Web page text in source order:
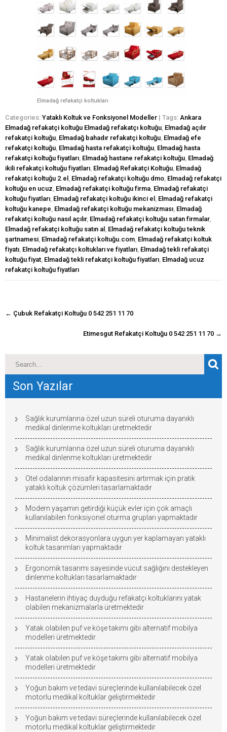
Elmadağ refakatçi koltukları
Categories: Yataklı Koltuk ve Fonksiyonel Modeller | Tags: Ankara
Elmadağ refakatçi koltuğu Elmadağ refakatçı koltuğu, Elmadağ açılır
refakatçi koltuğu, Elmadağ bahadır refakatçi koltuğu, Elmadağ efe
refakatçi koltuğu, Elmadağ hasta refakatçi koltuğu, Elmadağ hasta
refakatçi koltuğu fiyatları, Elmadağ hastane refakatçi koltuğu, Elmadağ
ikili refakatçi koltuğu fiyatları, Elmadağ Refakatçi Koltuğu, Elmadağ
refakatçi koltuğu 2.el , Elmadağ refakatçi koltuğu dmo, Elmadağ refakatçi
koltuğu en ucuz, Elmadağ refakatçi koltuğu firma, Elmadağ refakatçi
koltuğu fiyatları, Elmadağ refakatçi koltuğu ikinci el , Elmadağ refakatçi
koltuğu kanepe, Elmadağ refakatçi koltuğu mekanizması, Elmadağ
refakatçi koltuğu nasıl açılır, Elmadağ refakatçi koltuğu satan firmalar,
Elmadağ refakatçi koltuğu satın al , Elmadağ refakatçi koltuğu teknik
şartnamesi, Elmadağ refakatçi koltuğu.com, Elmadağ refakatçi koltuk
fiyatı, Elmadağ refakatçı koltukları ve fiyatları, Elmadağ tekli refakatçi
koltuğu fiyat, Elmadağ tekli refakatçi koltuğu fiyatları, Elmadağ ucuz
refakatçi koltuğu fiyatları
navigasyon
← Çubuk Refakatçi Koltuğu 0 542 251 11 70
Etimesgut Refakatçi Koltuğu 0 542 251 11 70 →
Son Yazılar
Sağlık kurumlarına özel uzun süreli oturuma dayanıklı
medikal dinlenme koltukları üretmektedir
Sağlık kurumlarına özel uzun süreli oturuma dayanıklı
medikal dinlenme koltukları üretmektedir
Otel odalarının misafir kapasitesini artırmak için pratik
yataklı koltuk çözümleri tasarlamaktadır
Modern yaşamın getirdiği küçük evler için çok amaçlı
kullanılabilen fonksiyonel oturma grupları yapmaktadır
Minimalist dekorasyonlara uygun yer kaplamayan yataklı
koltuk tasarımları yapmaktadır
Ergonomik tasarımı sayesinde vücut sağlığını destekleyen
dinlenme koltukları tasarlamaktadır
Hastanelerin ihtiyaç duyduğu refakatçi koltuklarını yatak
olabilen mekanizmalarla üretmektedir
Yatak olabilen puf ve köşe takımı gibi alternatif mobilya
modelleri üretmektedir
Yatak olabilen puf ve köşe takımı gibi alternatif mobilya
modelleri üretmektedir
Yoğun bakım ve tedavi süreçlerinde kullanılabilecek özel
motorlu medikal koltuklar geliştirmektedir
Yoğun bakım ve tedavi süreçlerinde kullanılabilecek özel
motorlu medikal koltuklar geliştirmektedir